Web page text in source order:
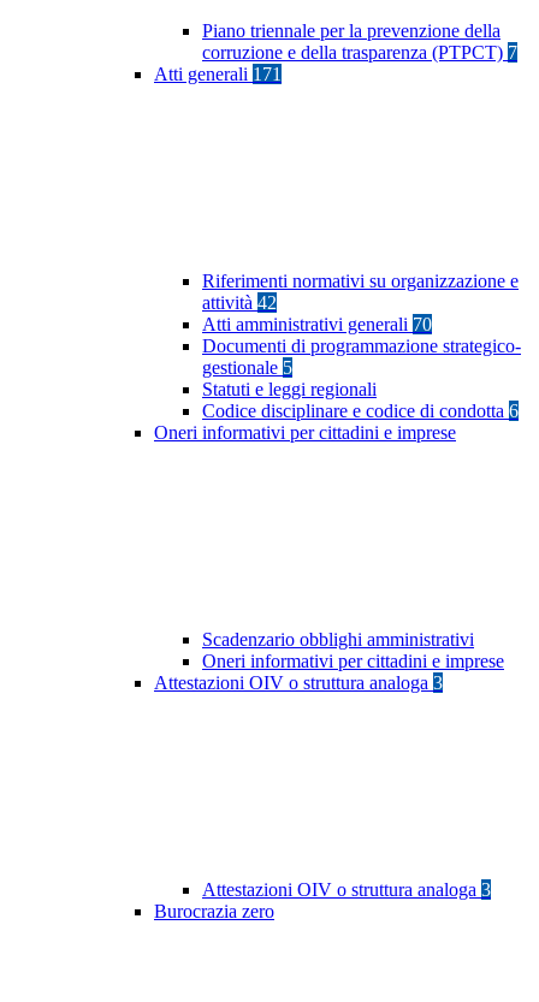
Piano triennale per la prevenzione della
corruzione e della trasparenza (PTPCT) 7
Atti generali 171
Riferimenti normativi su organizzazione e
attività 42
Atti amministrativi generali 70
Documenti di programmazione strategico-
gestionale 5
Statuti e leggi regionali
Codice disciplinare e codice di condotta 6
Oneri informativi per cittadini e imprese
Scadenzario obblighi amministrativi
Oneri informativi per cittadini e imprese
Attestazioni OIV o struttura analoga 3
Attestazioni OIV o struttura analoga 3
Burocrazia zero